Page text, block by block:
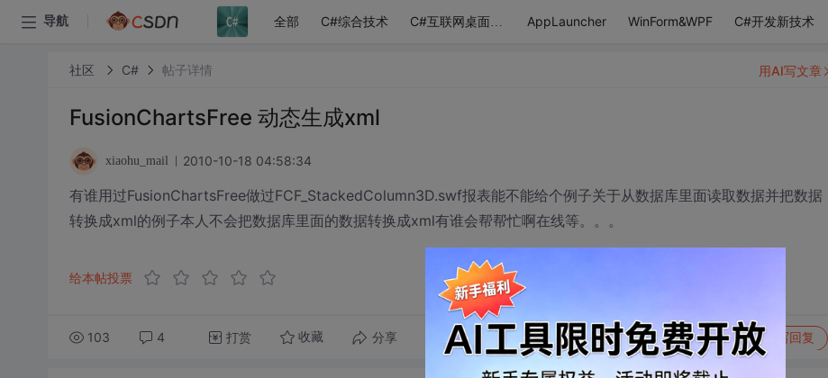
导航 全部 C#综合技术 C#互联网桌面应用 AppLauncher WinForm&WPF C#开发新技术
社区 C# 帖子详情
FusionChartsFree 动态生成xml
xiaohu_mail 2010-10-18 04:58:34
有谁用过FusionChartsFree做过FCF_StackedColumn3D.swf报表能不能给个例子关于从数据库里面读取数据并把数据
转换成xml的例子本人不会把数据库里面的数据转换成xml有谁会帮帮忙啊在线等。。。
给本帖投票
103 4 打赏 收藏 分享 转发到动态 举报 写回复
用AI写文章